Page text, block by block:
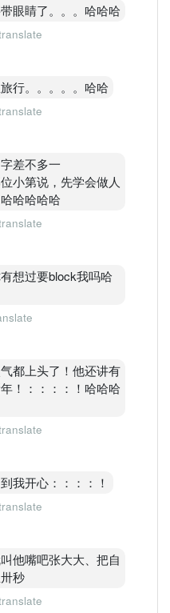
眼睛了。。。哈哈哈
行。。。。。哈哈
差不多一
小第说，先学会做人
哈哈哈哈
想过要block我吗哈
都上头了！他还讲有
！：：：：！哈哈哈
我开心：：：：！
他嘴吧张大大、把自
秒